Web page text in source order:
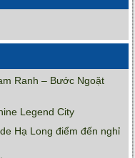
Ranh – Bước Ngoặt
Legend City
Hạ Long điểm đến nghỉ